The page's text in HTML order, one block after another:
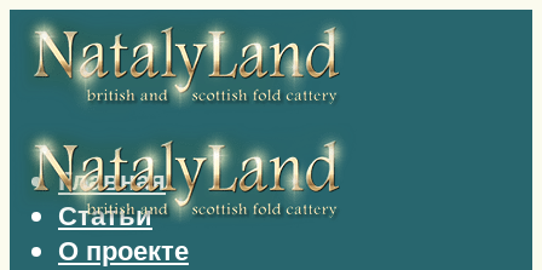
Главная
Статьи
О проекте